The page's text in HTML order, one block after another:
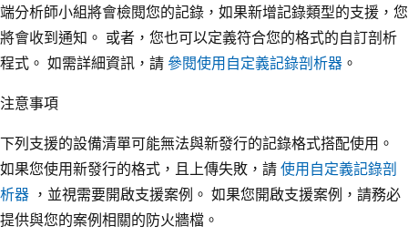
端分析師小組將會檢閱您的記錄，如果新增記錄類型的支援，您
將會收到通知。 或者，您也可以定義符合您的格式的自訂剖析
程式。 如需詳細資訊，請參閱使用自定義記錄剖析器 。
注意事項
下列支援的設備清單可能無法與新發行的記錄格式搭配使用。
如果您使用新發行的格式，且上傳失敗，請使用自定義記錄剖
析器 ，並視需要開啟支援案例。 如果您開啟支援案例，請務必
提供與您的案例相關的防火牆檔。